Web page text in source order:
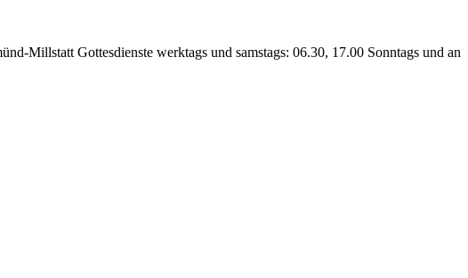
Millstatt Gottesdienste werktags und samstags: 06.30, 17.00 Sonntags und an